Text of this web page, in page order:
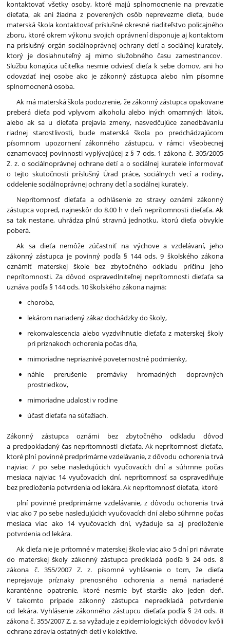
kontaktovať všetky osoby, ktoré majú splnomocnenie na prevzatie
dieťaťa, ak ani žiadna z poverených osôb neprevezme dieťa, bude
materská škola kontaktovať príslušné okresné riaditeľstvo policajného
zboru, ktoré okrem výkonu svojich oprávnení disponuje aj kontaktom
na príslušný orgán sociálnoprávnej ochrany detí a sociálnej kurately,
ktorý je dosiahnuteľný aj mimo služobného času zamestnancov.
Službu konajúca učiteľka nesmie odviesť dieťa k sebe domov, ani ho
odovzdať inej osobe ako je zákonný zástupca alebo ním písomne
splnomocnená osoba.
Ak má materská škola podozrenie, že zákonný zástupca opakovane
preberá dieťa pod vplyvom alkoholu alebo iných omamných látok,
alebo ak sa u dieťaťa prejavia zmeny, nasvedčujúce zanedbávaniu
riadnej starostlivosti, bude materská škola po predchádzajúcom
písomnom upozornení zákonného zástupcu, v rámci všeobecnej
oznamovacej povinnosti vyplývajúcej z § 7 ods. 1 zákona č. 305/2005
Z. z. o sociálnoprávnej ochrane detí a o sociálnej kuratele informovať
o tejto skutočnosti príslušný Úrad práce, sociálnych vecí a rodiny,
oddelenie sociálnoprávnej ochrany detí a sociálnej kurately.
Neprítomnosť dieťaťa a odhlásenie zo stravy oznámi zákonný
zástupca vopred, najneskôr do 8.00 h v deň neprítomnosti dieťaťa. Ak
sa tak nestane, uhrádza plnú stravnú jednotku, ktorú dieťa obvykle
poberá.
Ak sa dieťa nemôže zúčastniť na výchove a vzdelávaní, jeho
zákonný zástupca je povinný podľa § 144 ods. 9 školského zákona
oznámiť materskej škole bez zbytočného odkladu príčinu jeho
neprítomnosti. Za dôvod ospravedlniteľnej neprítomnosti dieťaťa sa
uznáva podľa § 144 ods. 10 školského zákona najmä:
choroba,
lekárom nariadený zákaz dochádzky do školy,
rekonvalescencia alebo vyzdvihnutie dieťaťa z materskej školy
pri príznakoch ochorenia počas dňa,
mimoriadne nepriaznivé poveternostné podmienky,
náhle prerušenie premávky hromadných dopravných
prostriedkov,
mimoriadne udalosti v rodine
účasť dieťaťa na súťažiach.
Zákonný zástupca oznámi bez zbytočného odkladu dôvod
a predpokladaný čas neprítomnosti dieťaťa. Ak neprítomnosť dieťaťa,
ktoré plní povinné predprimárne vzdelávanie, z dôvodu ochorenia trvá
najviac 7 po sebe nasledujúcich vyučovacích dní a súhrnne počas
mesiaca najviac 14 vyučovacích dní, neprítomnosť sa ospravedlňuje
bez predloženia potvrdenia od lekára. Ak neprítomnosť dieťaťa, ktoré
plní povinné predprimárne vzdelávanie, z dôvodu ochorenia trvá
viac ako 7 po sebe nasledujúcich vyučovacích dní alebo súhrnne počas
mesiaca viac ako 14 vyučovacích dní, vyžaduje sa aj predloženie
potvrdenia od lekára.
Ak dieťa nie je prítomné v materskej škole viac ako 5 dní pri návrate
do materskej školy zákonný zástupca predkladá podľa § 24 ods. 8
zákona č. 355/2007 Z. z. písomné vyhlásenie o tom, že dieťa
neprejavuje príznaky prenosného ochorenia a nemá nariadené
karanténne opatrenie, ktoré nesmie byť staršie ako jeden deň.
V takomto prípade zákonný zástupca nepredkladá potvrdenie
od lekára. Vyhlásenie zákonného zástupcu dieťaťa podľa § 24 ods. 8
zákona č. 355/2007 Z. z. sa vyžaduje z epidemiologických dôvodov kvôli
ochrane zdravia ostatných detí v kolektíve.